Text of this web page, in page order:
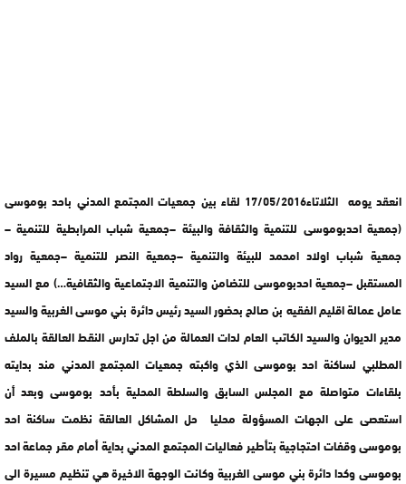
انعقد يومه الثلاتاء17/05/2016 لقاء بين جمعيات المجتمع المدني باحد بوموسى
(جمعية احدبوموسى للتنمية والثقافة والبيئة –جمعية شباب المرابطية للتنمية –
جمعية شباب اولاد امحمد للبيئة والتنمية –جمعية النصر للتنمية –جمعية رواد
المستقبل –جمعية احدبوموسى للتضامن والتنمية الاجتماعية والثقافية…) مع السيد
عامل عمالة اقليم الفقيه بن صالح بحضور السيد رئيس دائرة بني موسى الغربية والسيد
مدير الديوان والسيد الكاتب العام لدات العمالة من اجل تدارس النقط العالقة بالملف
المطلبي لساكنة احد بوموسى الذي واكبته جمعيات المجتمع المدني مند بدايته
بلقاءات متواصلة مع المجلس السابق والسلطة المحلية بأحد بوموسى وبعد أن
استعصى على الجهات المسؤولة محليا حل المشاكل العالقة نظمت ساكنة احد
بوموسى وقفات احتجاجية بتأطير فعاليات المجتمع المدني بداية أمام مقر جماعة احد
بوموسى وكدا دائرة بني موسى الغربية وكانت الوجهة الاخيرة هي تنظيم مسيرة الى